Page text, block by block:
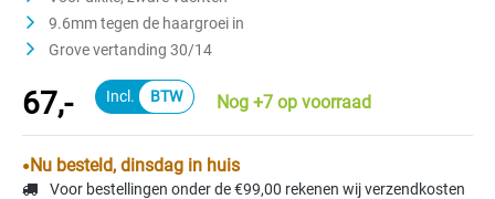
9.6mm tegen de haargroei in
Grove vertanding 30/14
67,- Nog +7 op voorraad
Nu besteld, dinsdag in huis
Voor bestellingen onder de €99,00 rekenen wij verzendkosten